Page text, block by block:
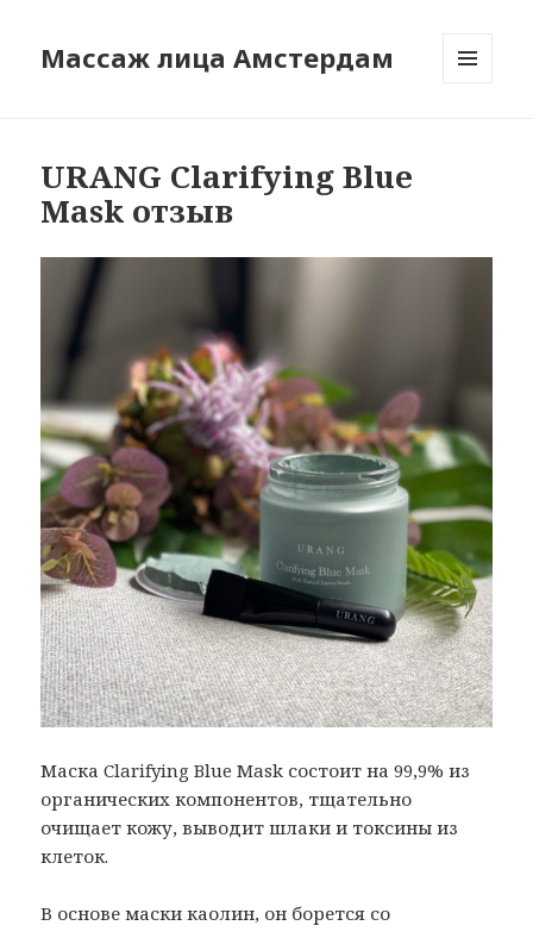
Массаж лица Амстердам
URANG Clarifying Blue
Mask отзыв
Маска Clarifying Blue Mask состоит на 99,9% из
органических компонентов, тщательно
очищает кожу, выводит шлаки и токсины из
клеток.
В основе маски каолин, он борется со